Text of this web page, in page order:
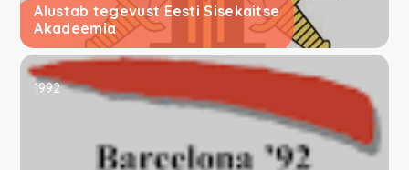
Alustab tegevust Eesti Sisekaitse
Akadeemia
1992